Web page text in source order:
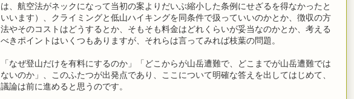
は、航空法がネックになって当初の案よりだいぶ縮小した条例にせざるを得なかったと
いいます）、クライミングと低山ハイキングを同条件で扱っていいのかとか、徴収の方
法やそのコストはどうするとか、そもそも料金はどれくらいが妥当なのかとか、考える
べきポイントはいくつもありますが、それらは言ってみれば枝葉の問題。
「なぜ登山だけを有料にするのか」「どこからが山岳遭難で、どこまでが山岳遭難では
ないのか」、このふたつが出発点であり、ここについて明確な答えを出してはじめて、
議論は前に進めると思うのです。